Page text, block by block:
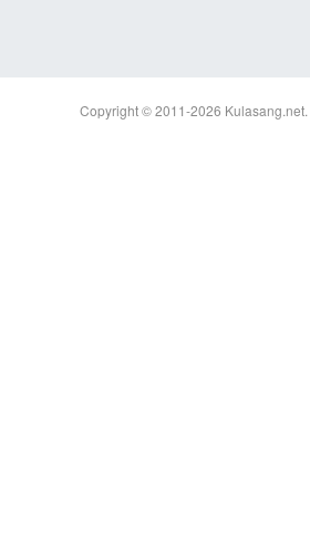
Copyright © 2011-2026 Kulasang.net.